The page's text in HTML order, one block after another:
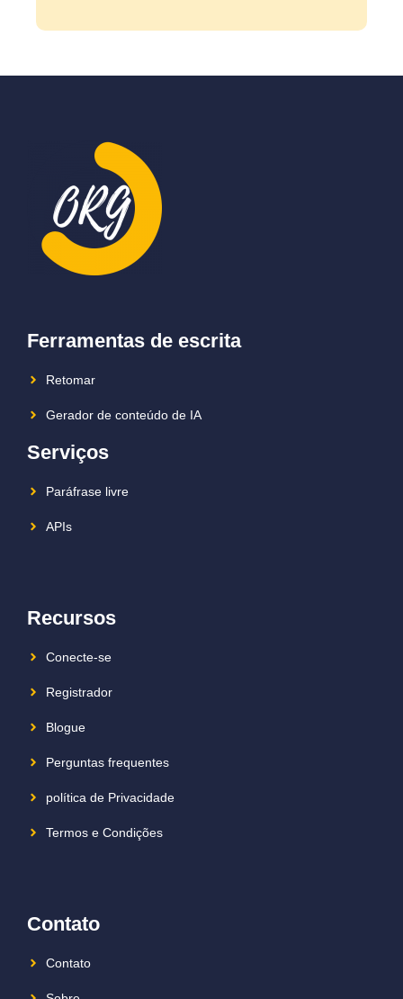
Ferramentas de escrita
Retomar
Gerador de conteúdo de IA
Serviços
Paráfrase livre
APIs
Recursos
Conecte-se
Registrador
Blogue
Perguntas frequentes
política de Privacidade
Termos e Condições
Contato
Contato